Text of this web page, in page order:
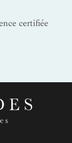
certifiée